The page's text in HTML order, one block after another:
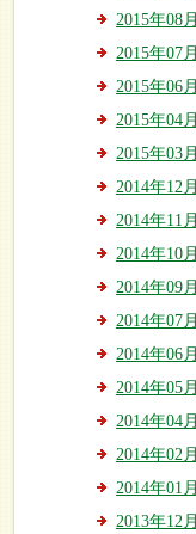
2015年08月
2015年07月
2015年06月
2015年04月
2015年03月
2014年12月
2014年11月
2014年10月
2014年09月
2014年07月
2014年06月
2014年05月
2014年04月
2014年02月
2014年01月
2013年12月